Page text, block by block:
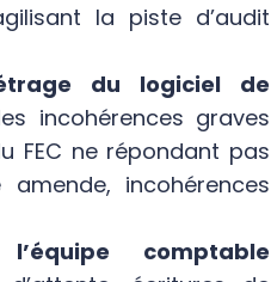
la piste d’audit
du logiciel de
incohérences graves
FEC ne répondant pas
incohérences
comptable